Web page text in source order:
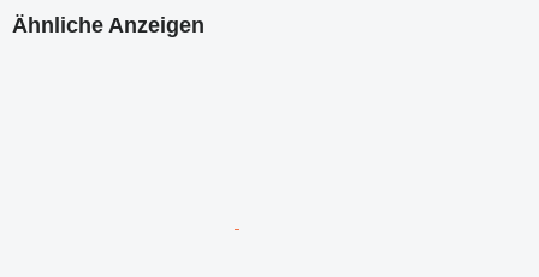
Ähnliche Anzeigen